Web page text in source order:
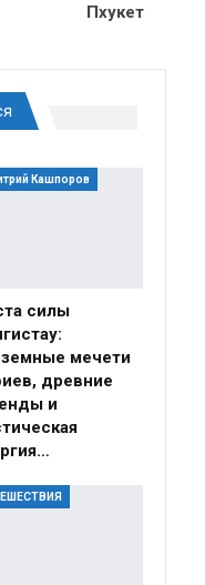
Пхукет
Кашпоров
силы
мечети
древние
и